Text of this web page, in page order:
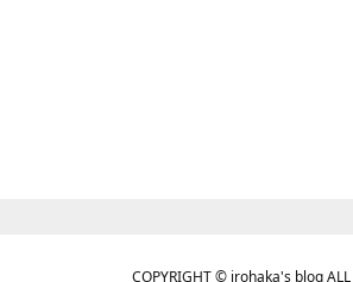
COPYRIGHT © irohaka's blog ALL